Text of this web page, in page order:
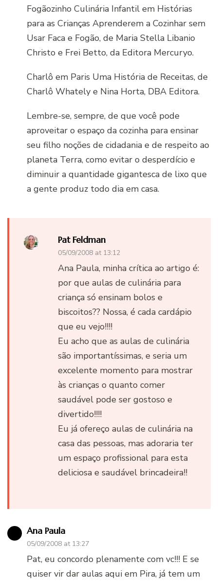
Fogãozinho Culinária Infantil em Histórias
para as Crianças Aprenderem a Cozinhar sem
Usar Faca e Fogão, de Maria Stella Libanio
Christo e Frei Betto, da Editora Mercuryo.
Charlô em Paris Uma História de Receitas, de
Charlô Whately e Nina Horta, DBA Editora.
Lembre-se, sempre, de que você pode
aproveitar o espaço da cozinha para ensinar
seu filho noções de cidadania e de respeito ao
planeta Terra, como evitar o desperdício e
diminuir a quantidade gigantesca de lixo que
a gente produz todo dia em casa.
Pat Feldman
05/09/2008 at 13:12
Ana Paula, minha crítica ao artigo é:
por que aulas de culinária para
criança só ensinam bolos e
biscoitos?? Nossa, é cada cardápio
que eu vejo!!!!
Eu acho que as aulas de culinária
são importantíssimas, e seria um
excelente momento para mostrar
às crianças o quanto comer
saudável pode ser gostoso e
divertido!!!!
Eu já ofereço aulas de culinária na
casa das pessoas, mas adoraria ter
um espaço profissional para esta
deliciosa e saudável brincadeira!!
Ana Paula
05/09/2008 at 13:27
Pat, eu concordo plenamente com vc!!! E se
quiser vir dar aulas aqui em Pira, já tem um